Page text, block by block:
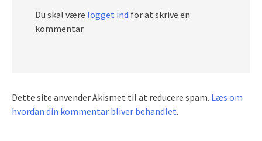
Du skal være logget ind for at skrive en
kommentar.
Dette site anvender Akismet til at reducere spam. Læs om
hvordan din kommentar bliver behandlet.